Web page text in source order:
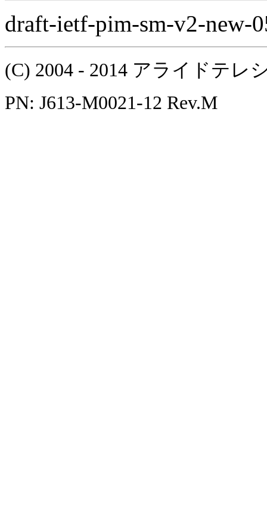
draft-ietf-pim-sm-v2-new-
(C) 2004 - 2014 アライドテ
PN: J613-M0021-12 Rev.M